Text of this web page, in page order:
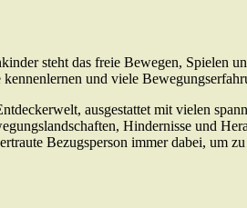
steht das freie Bewegen, Spielen
und viele
ausgestattet mit vielen
Hindernisse und
Bezugsperson immer dabei, um